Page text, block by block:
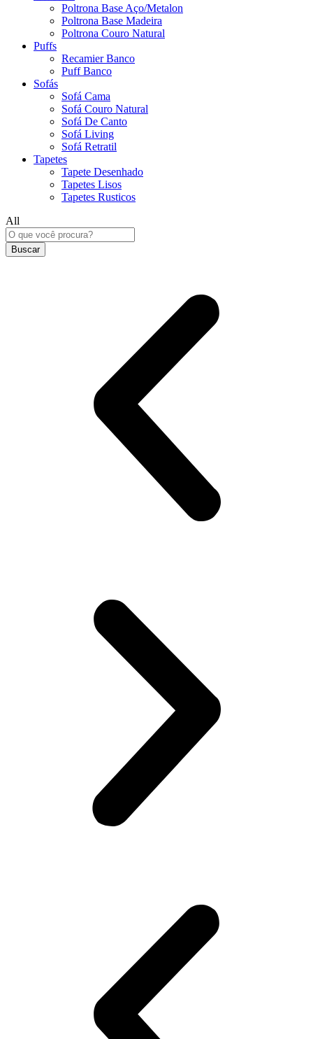
Poltrona Base Aço/Metalon
Poltrona Base Madeira
Poltrona Couro Natural
Puffs
Recamier Banco
Puff Banco
Sofás
Sofá Cama
Sofá Couro Natural
Sofá De Canto
Sofá Living
Sofá Retratil
Tapetes
Tapete Desenhado
Tapetes Lisos
Tapetes Rusticos
All
Buscar